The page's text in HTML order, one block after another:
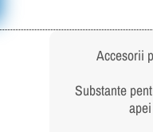
Accesorii
Substante
apei